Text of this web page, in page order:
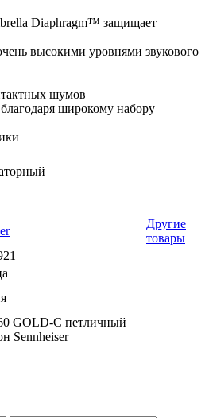
Diaphragm™ защищает
высокими уровнями звукового
шумов
широкому набору
Другие
товары
GOLD-C петличный
Sennheiser